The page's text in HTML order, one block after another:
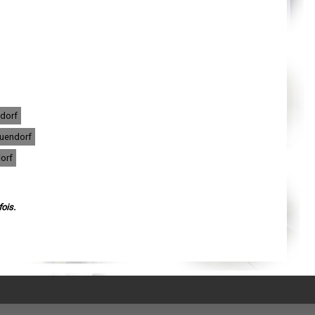
Le Mans
Chambéry
Le Havre